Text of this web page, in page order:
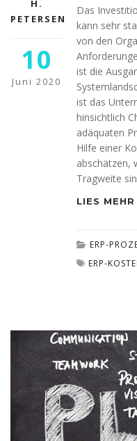
H.
PETERSEN
10
Juni 2020
Das
kann sehr
von den
ist die
ist das
hinsichtlich
adäquaten
Hilfe einer
abschätzen,
Tragweite
LIES MEHR
ERP-
ERP-